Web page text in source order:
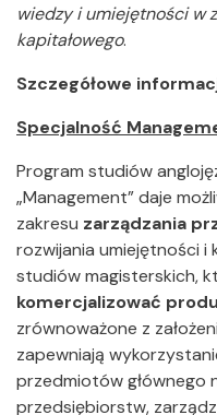
wiedzy i umiejętności w
kapitałowego.
Szczegółowe
Specjalność
Program studiów
„Management” daje
zakresu zarządzania
rozwijania umiejętności
studiów magisterskich,
komercjalizować
zrównoważone z
zapewniają
przedmiotów głównego
przedsiębiorstw,